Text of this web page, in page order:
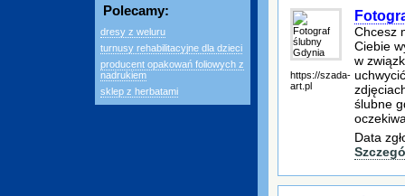
Polecamy:
dresy z weluru
turnusy rehabilitacyjne dla dzieci
producent opakowań foliowych z
nadrukiem
sklep z herbatami
https://szada-
art.pl
Chcesz
Ciebie
w
ślubne
Data